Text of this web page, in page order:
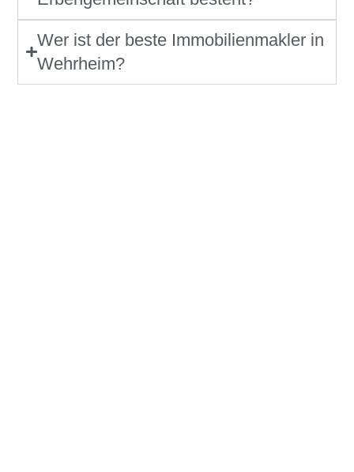
Wer ist der beste Immobilienmakler in
Wehrheim?